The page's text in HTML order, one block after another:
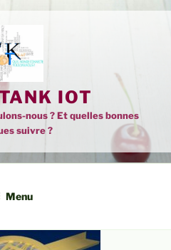
IOT
nous ? Et quelles bonnes
suivre ?
Menu